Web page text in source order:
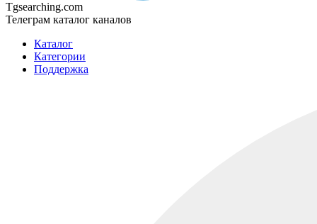
Tgsearching.com
Телеграм каталог каналов
Каталог
Категории
Поддержка